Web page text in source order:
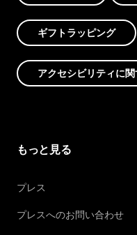
ギフトラッピング
アクセシビリティに
もっと見る
プレス
プレスへのお問い合わせ